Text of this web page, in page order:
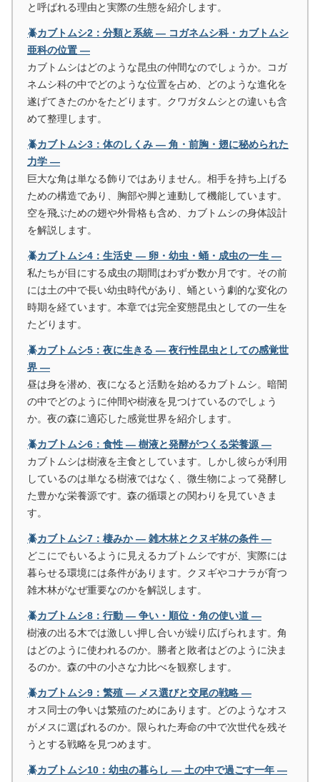
と呼ばれる理由と実際の生態を紹介します。
🪲カブトムシ2：分類と系統 ― コガネムシ科・カブトムシ
亜科の位置 ―
カブトムシはどのような昆虫の仲間なのでしょうか。コガ
ネムシ科の中でどのような位置を占め、どのような進化を
遂げてきたのかをたどります。クワガタムシとの違いも含
めて整理します。
🪲カブトムシ3：体のしくみ ― 角・前胸・翅に秘められた
力学 ―
巨大な角は単なる飾りではありません。相手を持ち上げる
ための構造であり、胸部や脚と連動して機能しています。
空を飛ぶための翅や外骨格も含め、カブトムシの身体設計
を解説します。
🪲カブトムシ4：生活史 ― 卵・幼虫・蛹・成虫の一生 ―
私たちが目にする成虫の期間はわずか数か月です。その前
には土の中で長い幼虫時代があり、蛹という劇的な変化の
時期を経ています。本章では完全変態昆虫としての一生を
たどります。
🪲カブトムシ5：夜に生きる ― 夜行性昆虫としての感覚世
界 ―
昼は身を潜め、夜になると活動を始めるカブトムシ。暗闇
の中でどのように仲間や樹液を見つけているのでしょう
か。夜の森に適応した感覚世界を紹介します。
🪲カブトムシ6：食性 ― 樹液と発酵がつくる栄養源 ―
カブトムシは樹液を主食としています。しかし彼らが利用
しているのは単なる樹液ではなく、微生物によって発酵し
た豊かな栄養源です。森の循環との関わりを見ていきま
す。
🪲カブトムシ7：棲みか ― 雑木林とクヌギ林の条件 ―
どこにでもいるように見えるカブトムシですが、実際には
暮らせる環境には条件があります。クヌギやコナラが育つ
雑木林がなぜ重要なのかを解説します。
🪲カブトムシ8：行動 ― 争い・順位・角の使い道 ―
樹液の出る木では激しい押し合いが繰り広げられます。角
はどのように使われるのか。勝者と敗者はどのように決ま
るのか。森の中の小さな力比べを観察します。
🪲カブトムシ9：繁殖 ― メス選びと交尾の戦略 ―
オス同士の争いは繁殖のためにあります。どのようなオス
がメスに選ばれるのか。限られた寿命の中で次世代を残そ
うとする戦略を見つめます。
🪲カブトムシ10：幼虫の暮らし ― 土の中で過ごす一年 ―